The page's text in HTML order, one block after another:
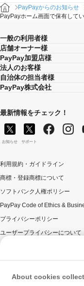
PayPayからのお知らせ
PayPayホーム画面で保有して
一般の利用者様
店舗オーナー様
PayPay加盟店様
法人のお客様
自治体の担当者様
PayPay株式会社
最新情報をチェック！
お知らせ サポート
利用規約・ガイドライン
商標・登録商標について
ソフトバンク人権ポリシー
PayPay Code of Ethics &
プライバシーポリシー
ユーザープライバシーについて
ウェブサイト利用規約
反社会的勢力に対する方針
About cookies